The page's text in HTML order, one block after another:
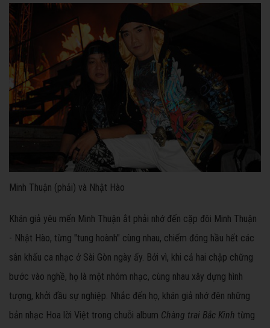
Minh Thuận (phải) và Nhật Hào
Khán giả yêu mến Minh Thuận ắt phải nhớ đến cặp đôi Minh Thuận
- Nhật Hào, từng "tung hoành" cùng nhau, chiếm đóng hầu hết các
sân khấu ca nhạc ở Sài Gòn ngày ấy. Bởi vì, khi cả hai chập chững
bước vào nghề, họ là một nhóm nhạc, cùng nhau xây dựng hình
tượng, khởi đầu sự nghiệp. Nhắc đến họ, khán giả nhớ đên những
bản nhạc Hoa lời Việt trong chuỗi album Chàng trai Bắc Kinh từng